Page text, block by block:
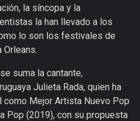
la síncopa y la
la han llevado a los
lo son los festivales de
Orleans.
suma la cantante,
Julieta Rada, quien ha
como Mejor Artista Nuevo Pop
Pop (2019), con su propuesta